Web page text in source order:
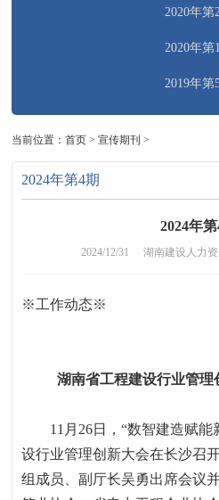
2020年第
2020年第
2019年第
当前位置：首页 >宣传期刊 >
2024年第4期
2024年第
2024/12/31 湖南建设人力资
※工作动态※
湖南省工程建设行业管理
11 月 26日 ，“数智建造赋能
设行业管理创新大会在长沙召
组成员、副厅长吴勇出席会议